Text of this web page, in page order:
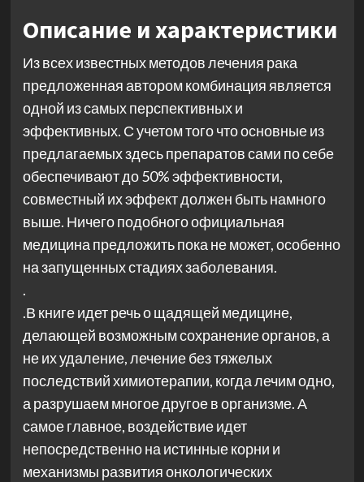
Описание и характеристики
Из всех известных методов лечения рака
предложенная автором комбинация является
одной из самых перспективных и
эффективных. С учетом того что основные из
предлагаемых здесь препаратов сами по себе
обеспечивают до 50% эффективности,
совместный их эффект должен быть намного
выше. Ничего подобного официальная
медицина предложить пока не может, особенно
на запущенных стадиях заболевания.
.
.В книге идет речь о щадящей медицине,
делающей возможным сохранение органов, а
не их удаление, лечение без тяжелых
последствий химиотерапии, когда лечим одно,
а разрушаем многое другое в организме. А
самое главное, воздействие идет
непосредственно на истинные корни и
механизмы развития онкологических